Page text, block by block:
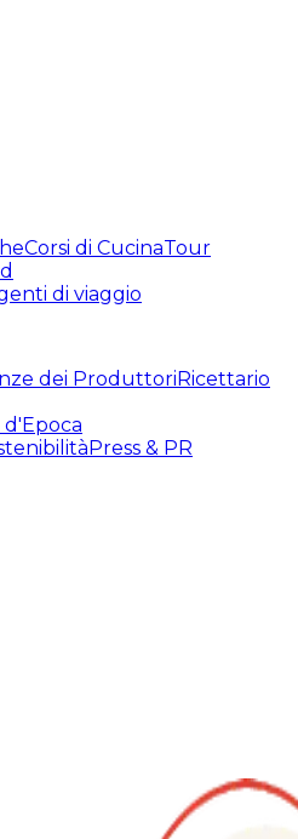
Corsi di CucinaTour
di viaggio
dei ProduttoriRicettario
Press & PR
Esperienze